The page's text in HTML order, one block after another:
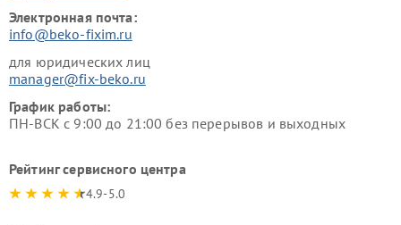
Электронная почта:
info@beko-fixim.ru
для юридических лиц
manager@fix-beko.ru
График работы:
ПН-ВСК с 9:00 до 21:00 без перерывов и выходных
Рейтинг сервисного центра
4.9-5.0